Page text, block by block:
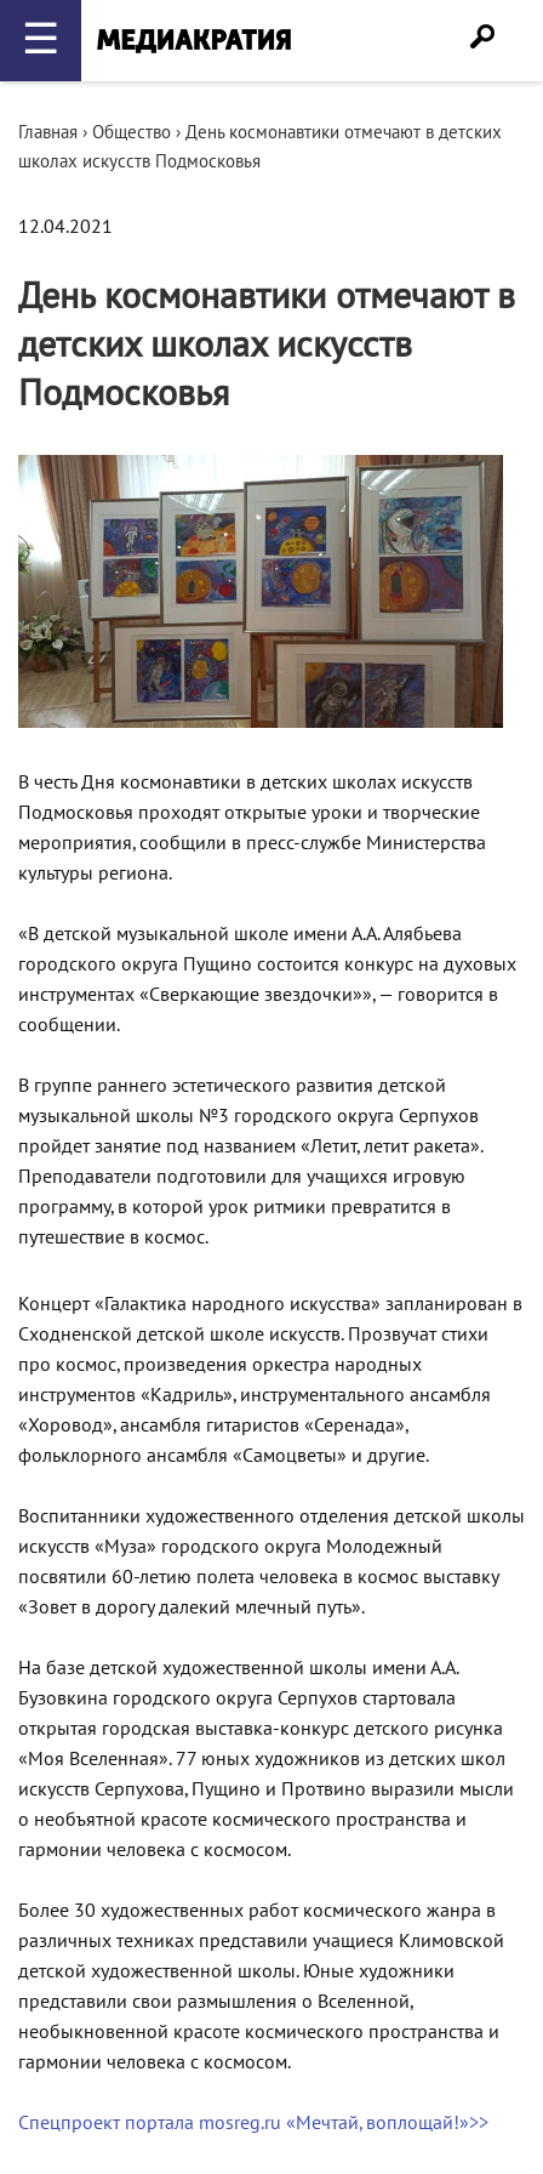
☰
Главная › Общество › День космонавтики отмечают в детских
школах искусств Подмосковья
12.04.2021
День космонавтики отмечают в
детских школах искусств
Подмосковья
В честь Дня космонавтики в детских школах искусств
Подмосковья проходят открытые уроки и творческие
мероприятия, сообщили в пресс-службе Министерства
культуры региона.
«В детской музыкальной школе имени А.А. Алябьева
городского округа Пущино состоится конкурс на духовых
инструментах «Сверкающие звездочки»», — говорится в
сообщении.
В группе раннего эстетического развития детской
музыкальной школы №3 городского округа Серпухов
пройдет занятие под названием «Летит, летит ракета».
Преподаватели подготовили для учащихся игровую
программу, в которой урок ритмики превратится в
путешествие в космос.
Концерт «Галактика народного искусства» запланирован в
Сходненской детской школе искусств. Прозвучат стихи
про космос, произведения оркестра народных
инструментов «Кадриль», инструментального ансамбля
«Хоровод», ансамбля гитаристов «Серенада»,
фольклорного ансамбля «Самоцветы» и другие.
Воспитанники художественного отделения детской школы
искусств «Муза» городского округа Молодежный
посвятили 60-летию полета человека в космос выставку
«Зовет в дорогу далекий млечный путь».
На базе детской художественной школы имени А.А.
Бузовкина городского округа Серпухов стартовала
открытая городская выставка-конкурс детского рисунка
«Моя Вселенная». 77 юных художников из детских школ
искусств Серпухова, Пущино и Протвино выразили мысли
о необъятной красоте космического пространства и
гармонии человека с космосом.
Более 30 художественных работ космического жанра в
различных техниках представили учащиеся Климовской
детской художественной школы. Юные художники
представили свои размышления о Вселенной,
необыкновенной красоте космического пространства и
гармонии человека с космосом.
Спецпроект портала mosreg.ru «Мечтай, воплощай!»>>